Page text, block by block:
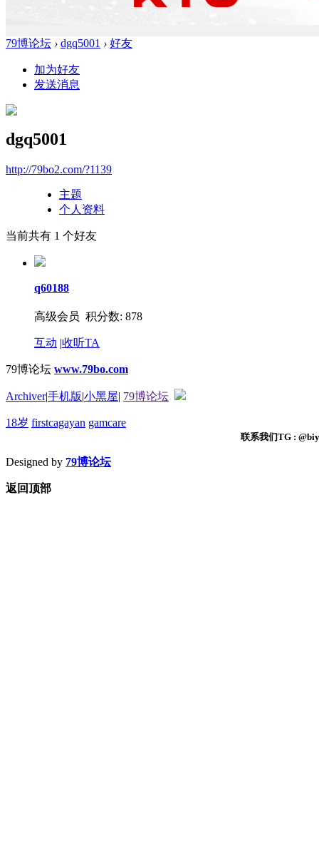
79博论坛 › dgq5001 › 好友
加为好友
发送消息
dgq5001
http://79bo2.com/?1139
主题
个人资料
当前共有 1 个好友
q60188
高级会员 积分数: 878
互动 |收听TA
79博论坛 www.79bo.com
Archiver|手机版|小黑屋| 79博论坛
18岁 firstcagayan gamcare
联系我们TG :
Designed by 79博论坛
返回顶部